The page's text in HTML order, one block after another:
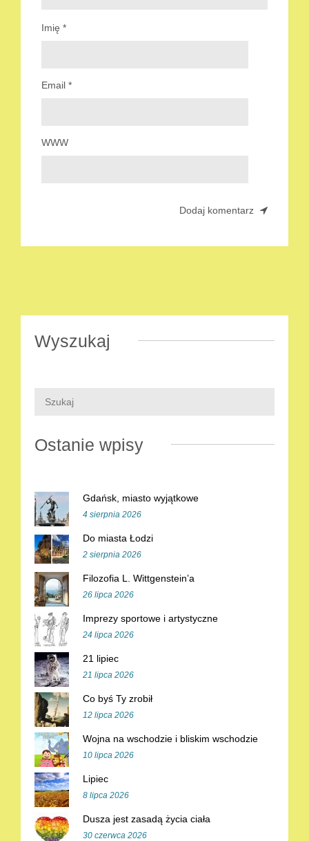
Imię *
Email *
WWW
Wyszukaj
Ostanie wpisy
Gdańsk, miasto wyjątkowe
4 sierpnia 2026
Do miasta Łodzi
2 sierpnia 2026
Filozofia L. Wittgenstein’a
26 lipca 2026
Imprezy sportowe i artystyczne
24 lipca 2026
21 lipiec
21 lipca 2026
Co byś Ty zrobił
12 lipca 2026
Wojna na wschodzie i bliskim wschodzie
10 lipca 2026
Lipiec
8 lipca 2026
Dusza jest zasadą życia ciała
30 czerwca 2026